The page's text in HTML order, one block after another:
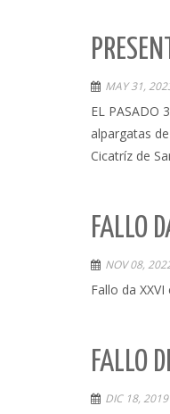
MAY 31,
EL PASADO
alpargatas
Cicatríz de
FALLO
NOV 08,
Fallo da
FALLO
DIC 18, 2019